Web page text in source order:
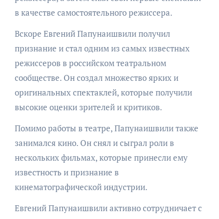
в качестве самостоятельного режиссера.
Вскоре Евгений Папунаишвили получил
признание и стал одним из самых известных
режиссеров в российском театральном
сообществе. Он создал множество ярких и
оригинальных спектаклей, которые получили
высокие оценки зрителей и критиков.
Помимо работы в театре, Папунаишвили также
занимался кино. Он снял и сыграл роли в
нескольких фильмах, которые принесли ему
известность и признание в
кинематографической индустрии.
Евгений Папунаишвили активно сотрудничает с